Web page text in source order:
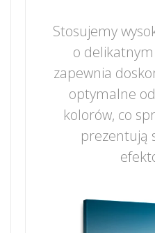
Stosujemy
o
zapewnia
optymalne
kolorów, co
prezentują